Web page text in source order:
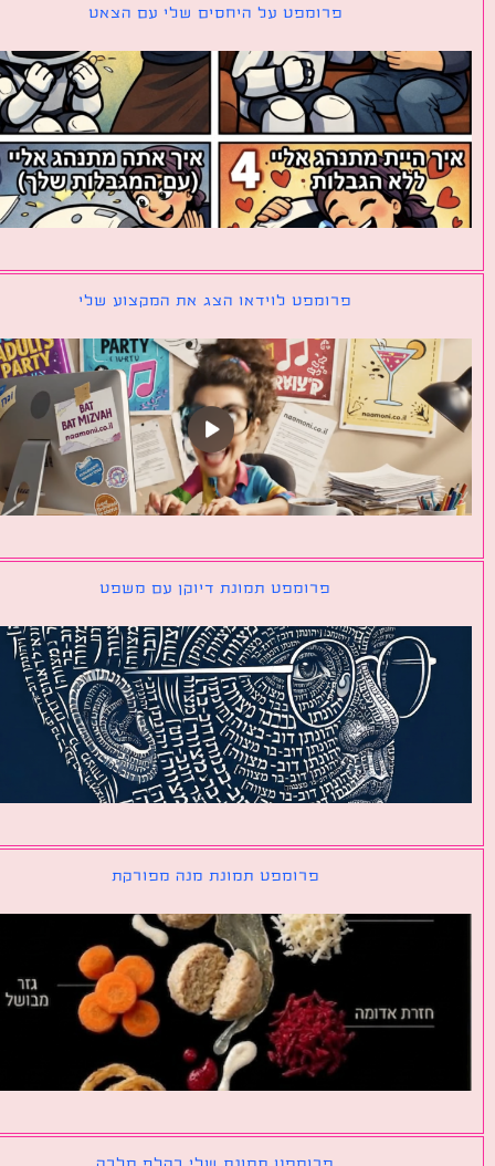
פרומפט על היחסים שלי עם הצאט
פרומפט לוידאו הצג את המקצוע שלי
פרומפט תמונת דיוקן עם משפט
פרומפט תמונת מנה מפורקת